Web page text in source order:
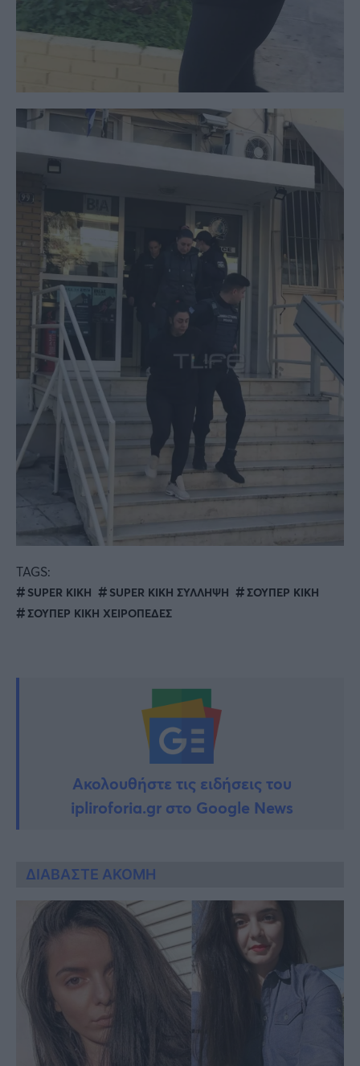
TAGS:
SUPER ΚΙΚΗ SUPER ΚΙΚΗ ΣΥΛΛΗΨΗ
ΣΟΥΠΕΡ ΚΙΚΗ
ΣΟΥΠΕΡ ΚΙΚΗ ΧΕΙΡΟΠΕΔΕΣ
Ακολουθήστε τις ειδήσεις του
ipliroforia.gr στο Google News
ΔΙΑΒΑΣΤΕ ΑΚΟΜΗ